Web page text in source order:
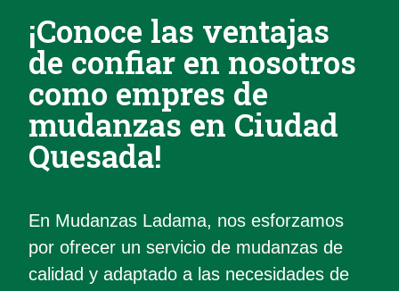
¡Conoce las ventajas
de confiar en nosotros
como empres de
mudanzas en Ciudad
Quesada!
En Mudanzas Ladama, nos esforzamos
por ofrecer un servicio de mudanzas de
calidad y adaptado a las necesidades de